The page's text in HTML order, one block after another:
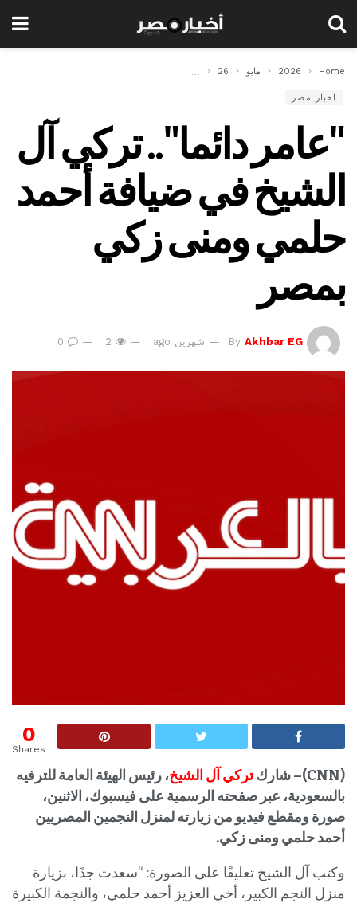
Home
2026 مايو 26
اخبار مصر
"عامر دائما".. تركي آل
الشيخ في ضيافة أحمد
حلمي ومنى زكي
بمصر
By Akhbar EG شهرين ago
0
Shares
(
CNN
)–شاركتركي آل الشيخ، رئيس الهيئة العامة للترفيه
بالسعودية، عبر صفحته الرسمية على فيسبوك، الاثنين،
صورة ومقطع فيديو من زيارته لمنزل النجمين المصريين
أحمد حلمي ومنى زكي.
وكتب آل الشيخ تعليقًا على الصورة: “سعدت جدًا، بزيارة
منزل النجم الكبير، أخي العزيز أحمد حلمي، والنجمة الكبيرة